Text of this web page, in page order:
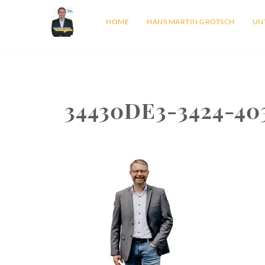
HOME HANS MARTIN GRÖTSCH
34430DE3-3424-